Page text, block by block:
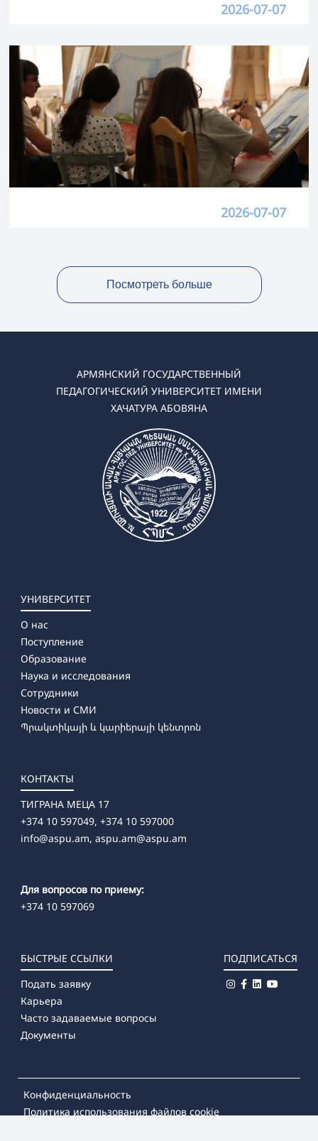
2026-07-07
2026-07-07
Посмотреть больше
АРМЯНСКИЙ ГОСУДАРСТВЕННЫЙ
ПЕДАГОГИЧЕСКИЙ УНИВЕРСИТЕТ ИМЕНИ
ХАЧАТУРА АБОВЯНА
УНИВЕРСИТЕТ
О нас
Поступление
Образование
Наука и исследования
Сотрудники
Новости и СМИ
Պրակտիկայի և կարիերայի կենտրոն
КОНТАКТЫ
ТИГРАНА МЕЦА 17
+374 10 597049, +374 10 597000
info@aspu.am, aspu.am@aspu.am
Для вопросов по приему:
+374 10 597069
БЫСТРЫЕ ССЫЛКИ
Подать заявку
Карьера
Часто задаваемые вопросы
Документы
ПОДПИСАТЬСЯ
Конфиденциальность
Политика использования файлов cookie